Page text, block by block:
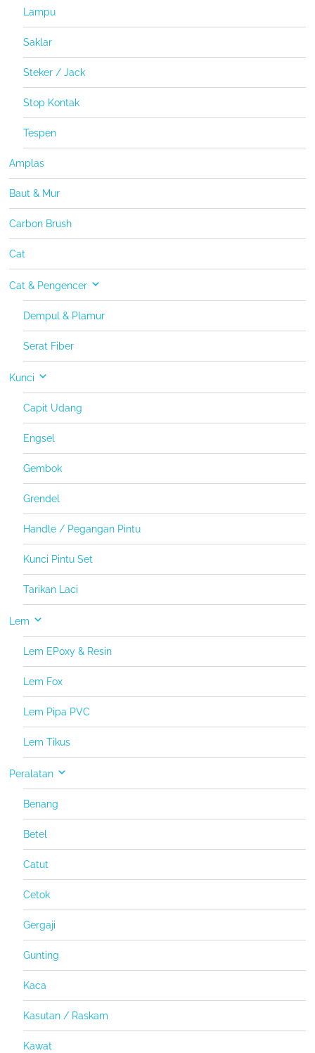
Lampu
Saklar
Steker / Jack
Stop Kontak
Tespen
Amplas
Baut & Mur
Carbon Brush
Cat
Cat & Pengencer
Dempul & Plamur
Serat Fiber
Kunci
Capit Udang
Engsel
Gembok
Grendel
Handle / Pegangan Pintu
Kunci Pintu Set
Tarikan Laci
Lem
Lem EPoxy & Resin
Lem Fox
Lem Pipa PVC
Lem Tikus
Peralatan
Benang
Betel
Catut
Cetok
Gergaji
Gunting
Kaca
Kasutan / Raskam
Kawat